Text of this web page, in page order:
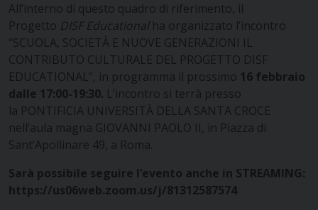
All’interno di questo quadro di riferimento, il
Progetto DISF Educationalha organizzato l’incontro
“SCUOLA, SOCIETÀ E NUOVE GENERAZIONI IL
CONTRIBUTO CULTURALE DEL PROGETTO DISF
EDUCATIONAL”, in programma il prossimo 16 febbraio
dalle 17:00-19:30. L’incontro si terrà presso
la PONTIFICIA UNIVERSITÀ DELLA SANTA CROCE
nell’aula magna GIOVANNI PAOLO II, in Piazza di
Sant’Apollinare 49, a Roma.
Sarà possibile seguire l’evento anche in STREAMING:
https://us06web.zoom.us/j/81312587574